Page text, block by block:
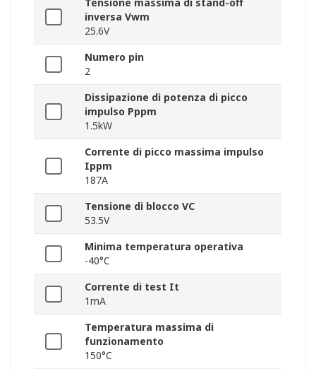
Tensione massima di stand-off
inversa Vwm
25.6V
Numero pin
2
Dissipazione di potenza di picco
impulso Pppm
1.5kW
Corrente di picco massima impulso
Ippm
187A
Tensione di blocco VC
53.5V
Minima temperatura operativa
-40°C
Corrente di test It
1mA
Temperatura massima di
funzionamento
150°C